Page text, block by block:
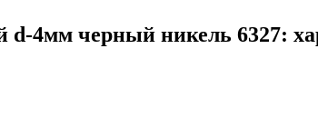
4мм черный никель 6327: